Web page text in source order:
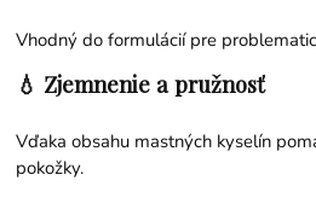
Vhodný do formulácií pre
💧 Zjemnenie a pružnosť
Vďaka obsahu mastných kyselín
pokožky.